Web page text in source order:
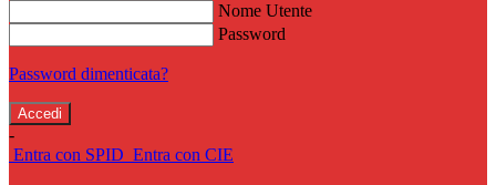
Nome Utente
Password
Password dimenticata?
-
Entra con SPID Entra con CIE